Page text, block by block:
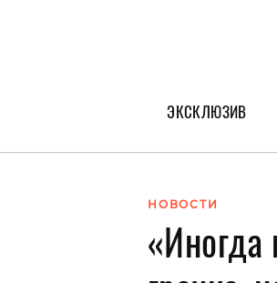
ЭКСКЛЮЗИВ
ГЕРОИ
ИНТЕРВЬЮ
ПОКОЛЕНИЕ
НОВОСТИ